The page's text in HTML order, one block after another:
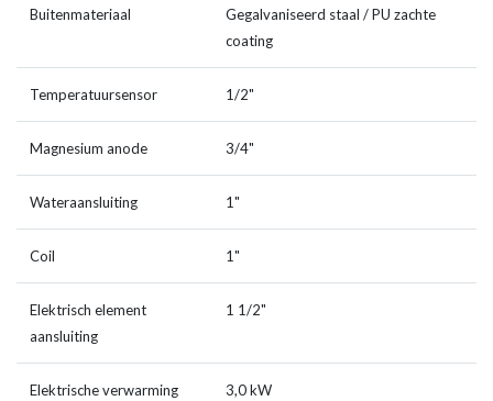
Buitenmateriaal
Gegalvaniseerd staal / PU zachte
coating
Temperatuursensor 1/2"
Magnesium anode 3/4"
Wateraansluiting 1"
Coil 1"
Elektrisch element
aansluiting
1 1/2"
Elektrische verwarming 3,0 kW